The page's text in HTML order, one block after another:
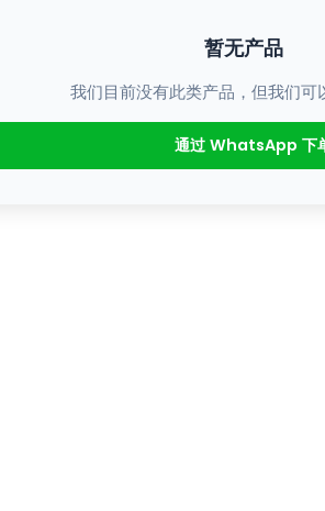
暂无产品
我们目前没有此类产品，但我们可
通过 WhatsApp 下